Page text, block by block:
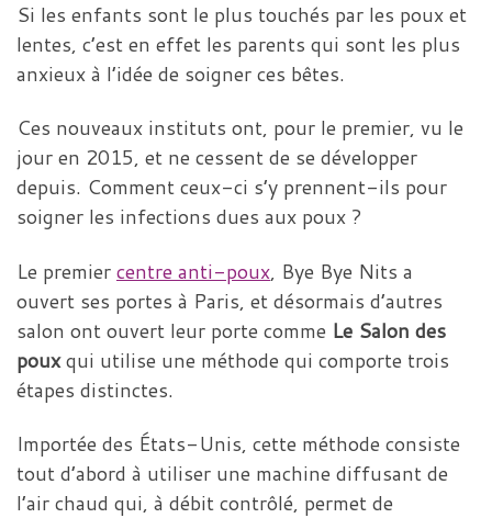
Si les enfants sont le plus touchés par les poux et
lentes, c’est en effet les parents qui sont les plus
anxieux à l’idée de soigner ces bêtes.
Ces nouveaux instituts ont, pour le premier, vu le
jour en 2015, et ne cessent de se développer
depuis. Comment ceux-ci s’y prennent-ils pour
soigner les infections dues aux poux ?
Le premiercentre anti-poux, Bye Bye Nits a
ouvert ses portes à Paris, et désormais d’autres
salon ont ouvert leur porte comme Le Salon des
pouxqui utilise une méthode qui comporte trois
étapes distinctes.
Importée des États-Unis, cette méthode consiste
tout d’abord à utiliser une machine diffusant de
l’air chaud qui, à débit contrôlé, permet de